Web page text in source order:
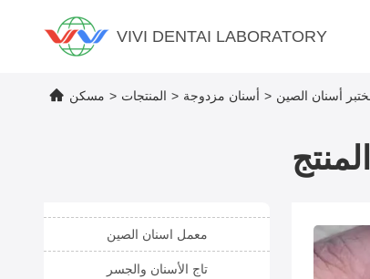
VIVI DENTAI LABORATORY
مسكن > المنتجات > أسنان مزدوجة > أسنان الصين
معمل اسنان الصين
تاج الأسنان والجسر